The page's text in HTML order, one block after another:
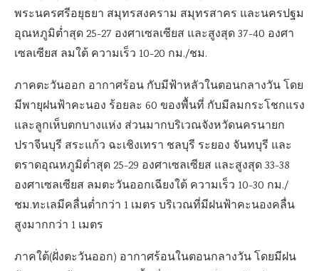
พระนครศรีอยุธยา สมุทรสงคราม สมุทรสาคร และนครปฐม
อุณหภูมิต่ำสุด 25-27 องศาเซลเซียส และสูงสุด 37-40 องศา
เซลเซียส ลมใต้ ความเร็ว 10-20 กม./ชม.
ภาคตะวันออก อากาศร้อน กับมีฟ้าหลัวในตอนกลางวัน โดย
มีพายุฝนฟ้าคะนอง ร้อยละ 60 ของพื้นที่ กับมีลมกระโชกแรง
และลูกเห็บตกบางแห่ง ส่วนมากบริเวณจังหวัดนครนายก
ปราจีนบุรี สระแก้ว ฉะเชิงเทรา ชลบุรี ระยอง จันทบุรี และ
ตราดอุณหภูมิต่ำสุด 25-29 องศาเซลเซียส และสูงสุด 33-38
องศาเซลเซียส ลมตะวันออกเฉียงใต้ ความเร็ว 10-30 กม./
ชม.ทะเลมีคลื่นต่ำกว่า 1 เมตร บริเวณที่มีฝนฟ้าคะนองคลื่น
สูงมากกว่า 1 เมตร
ภาคใต้(ฝั่งตะวันออก) อากาศร้อนในตอนกลางวัน โดยมีฝน